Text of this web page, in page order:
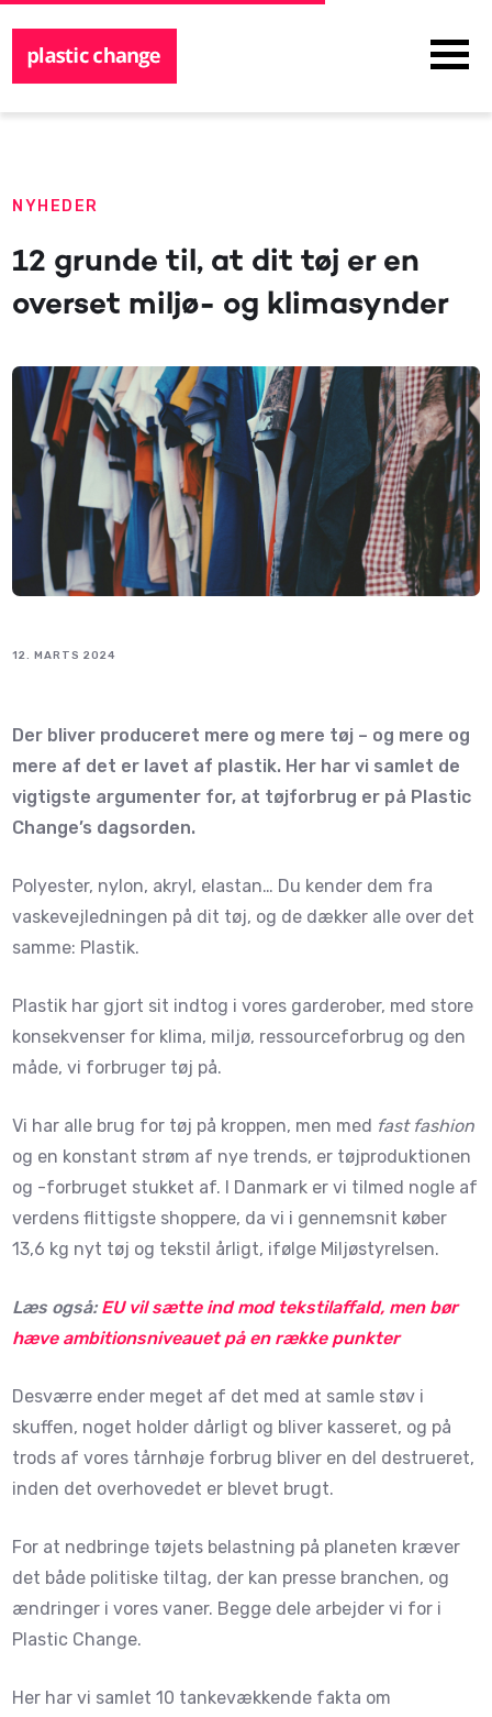
NYHEDER
12 grunde til, at dit tøj er en
overset miljø- og klimasynder
12. MARTS 2024
Der bliver produceret mere og mere tøj – og mere og
mere af det er lavet af plastik. Her har vi samlet de
vigtigste argumenter for, at tøjforbrug er på Plastic
Change’s dagsorden.
Polyester, nylon, akryl, elastan… Du kender dem fra
vaskevejledningen på dit tøj, og de dækker alle over det
samme: Plastik.
Plastik har gjort sit indtog i vores garderober, med store
konsekvenser for klima, miljø, ressourceforbrug og den
måde, vi forbruger tøj på.
Vi har alle brug for tøj på kroppen, men med fast fashion
og en konstant strøm af nye trends, er tøjproduktionen
og -forbruget stukket af. I Danmark er vi tilmed nogle af
verdens flittigste shoppere, da vi i gennemsnit køber
13,6 kg nyt tøj og tekstil årligt, ifølge Miljøstyrelsen.
Læs også:EU vil sætte ind mod tekstilaffald, men bør
hæve ambitionsniveauet på en række punkter
Desværre ender meget af det med at samle støv i
skuffen, noget holder dårligt og bliver kasseret, og på
trods af vores tårnhøje forbrug bliver en del destrueret,
inden det overhovedet er blevet brugt.
For at nedbringe tøjets belastning på planeten kræver
det både politiske tiltag, der kan presse branchen, og
ændringer i vores vaner. Begge dele arbejder vi for i
Plastic Change.
Her har vi samlet 10 tankevækkende fakta om